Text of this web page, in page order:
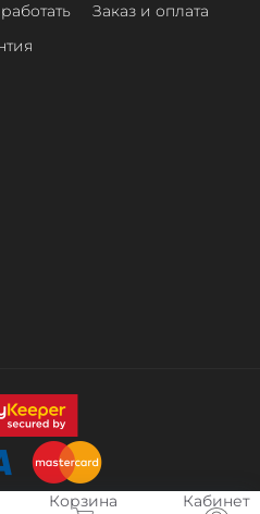
Заказ и оплата
Корзина Кабинет